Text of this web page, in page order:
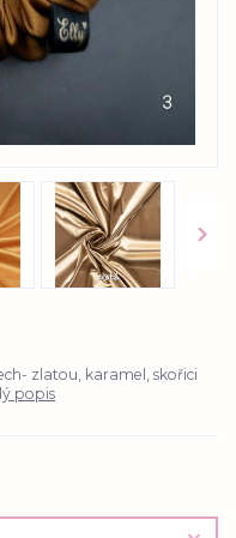
zlatou, karamel, skořici
popis